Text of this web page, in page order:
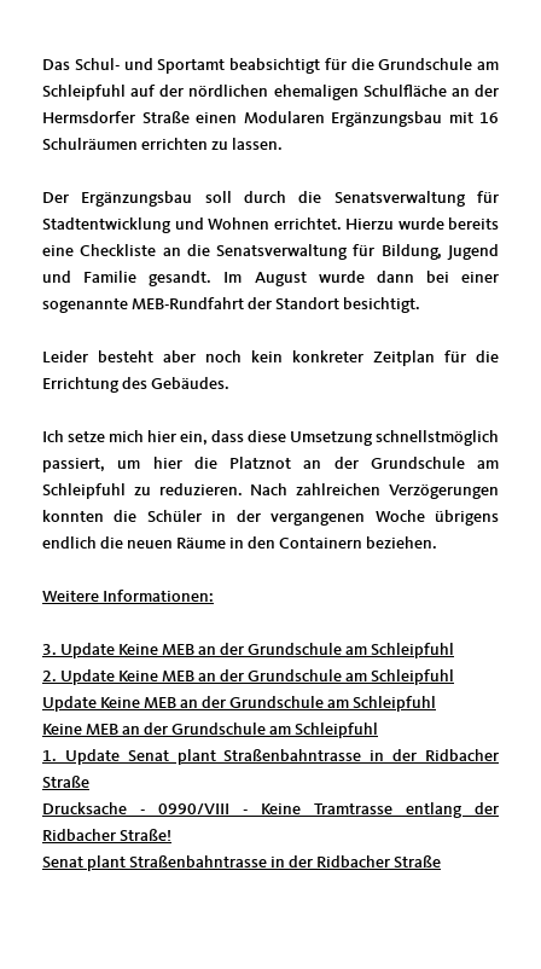
Das Schul- und Sportamt beabsichtigt für die Grundschule am
Schleipfuhl auf der nördlichen ehemaligen Schulfläche an der
Hermsdorfer Straße einen Modularen Ergänzungsbau mit 16
Schulräumen errichten zu lassen.
Der Ergänzungsbau soll durch die Senatsverwaltung für
Stadtentwicklung und Wohnen errichtet. Hierzu wurde bereits
eine Checkliste an die Senatsverwaltung für Bildung, Jugend
und Familie gesandt. Im August wurde dann bei einer
sogenannte MEB-Rundfahrt der Standort besichtigt.
Leider besteht aber noch kein konkreter Zeitplan für die
Errichtung des Gebäudes.
Ich setze mich hier ein, dass diese Umsetzung schnellstmöglich
passiert, um hier die Platznot an der Grundschule am
Schleipfuhl zu reduzieren. Nach zahlreichen Verzögerungen
konnten die Schüler in der vergangenen Woche übrigens
endlich die neuen Räume in den Containern beziehen. ­ ­ ­
Weitere Informationen:
3. Update Keine MEB an der Grundschule am Schleipfuhl
2. Update Keine MEB an der Grundschule am Schleipfuhl
Update Keine MEB an der Grundschule am Schleipfuhl
Keine MEB an der Grundschule am Schleipfuhl
1. Update Senat plant Straßenbahntrasse in der Ridbacher
Straße
Drucksache - 0990/VIII - Keine Tramtrasse entlang der
Ridbacher Straße!
Senat plant Straßenbahntrasse in der Ridbacher Straße